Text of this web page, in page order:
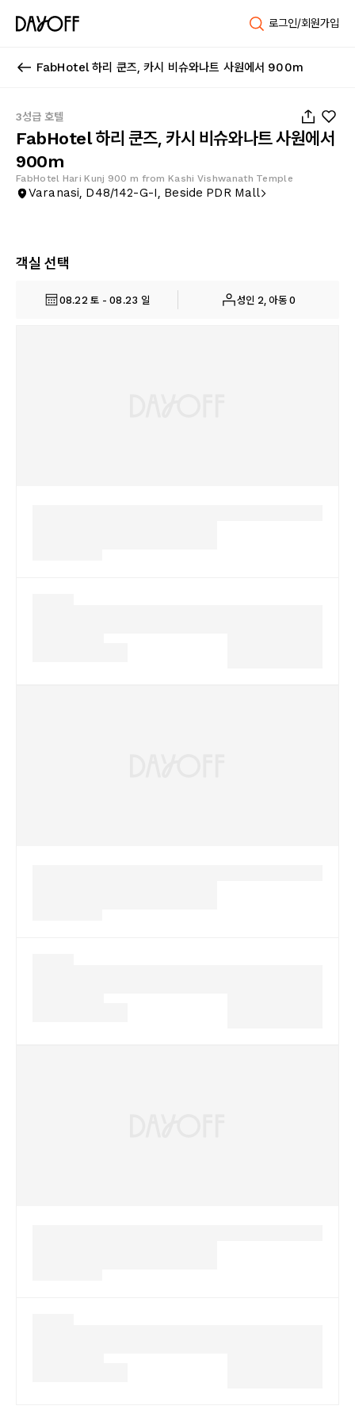
로그인/회원가입
FabHotel 하리 쿤즈, 카시 비슈와나트 사원에서 900m
3성급 호텔
FabHotel 하리 쿤즈, 카시 비슈와나트 사원에서
900m
FabHotel Hari Kunj 900 m from Kashi Vishwanath Temple
Varanasi, D48/142-G-I, Beside PDR Mall
객실 선택
08.22 토 - 08.23 일 성인 2, 아동 0